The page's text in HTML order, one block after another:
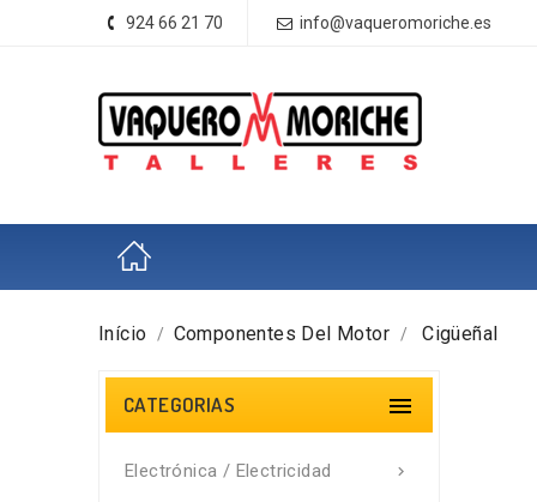
924 66 21 70 info@vaqueromoriche.es
Início Componentes Del Motor Cigüeñal
CATEGORIAS 

Electrónica / Electricidad